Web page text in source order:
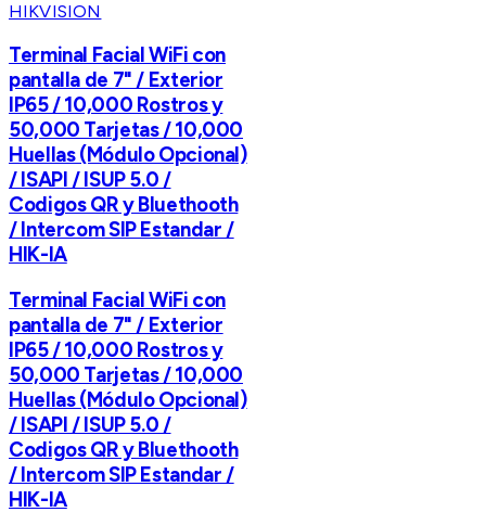
HIKVISION
Terminal Facial WiFi con
pantalla de 7" / Exterior
IP65 / 10,000 Rostros y
50,000 Tarjetas / 10,000
Huellas (Módulo Opcional)
/ ISAPI / ISUP 5.0 /
Codigos QR y Bluethooth
/ Intercom SIP Estandar /
HIK-IA
Terminal Facial WiFi con
pantalla de 7" / Exterior
IP65 / 10,000 Rostros y
50,000 Tarjetas / 10,000
Huellas (Módulo Opcional)
/ ISAPI / ISUP 5.0 /
Codigos QR y Bluethooth
/ Intercom SIP Estandar /
HIK-IA